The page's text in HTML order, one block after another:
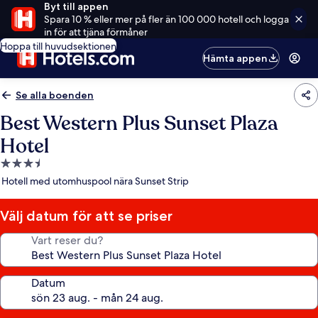
Byt till appen
Spara 10 % eller mer på fler än 100 000 hotell och logga
in för att tjäna förmåner
Hoppa till huvudsektionen
Hämta appen
Se alla boenden
Best Western Plus Sunset Plaza
Hotel
3.5-
stjärnigt
Hotell med utomhuspool nära Sunset Strip
Välj datum för att se priser
Vart reser du?
Datum